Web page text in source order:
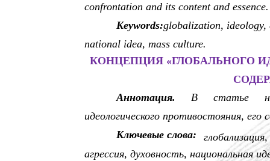
confrontation and its content and essence.
Keywords:globalization,
national idea, mass culture.
КОНЦЕПЦИЯ «ГЛОБАЛЬНОГО
Аннотация.
В статье
идеологического противостояния,
Ключевые слова:
агрессия, духовность, национальная